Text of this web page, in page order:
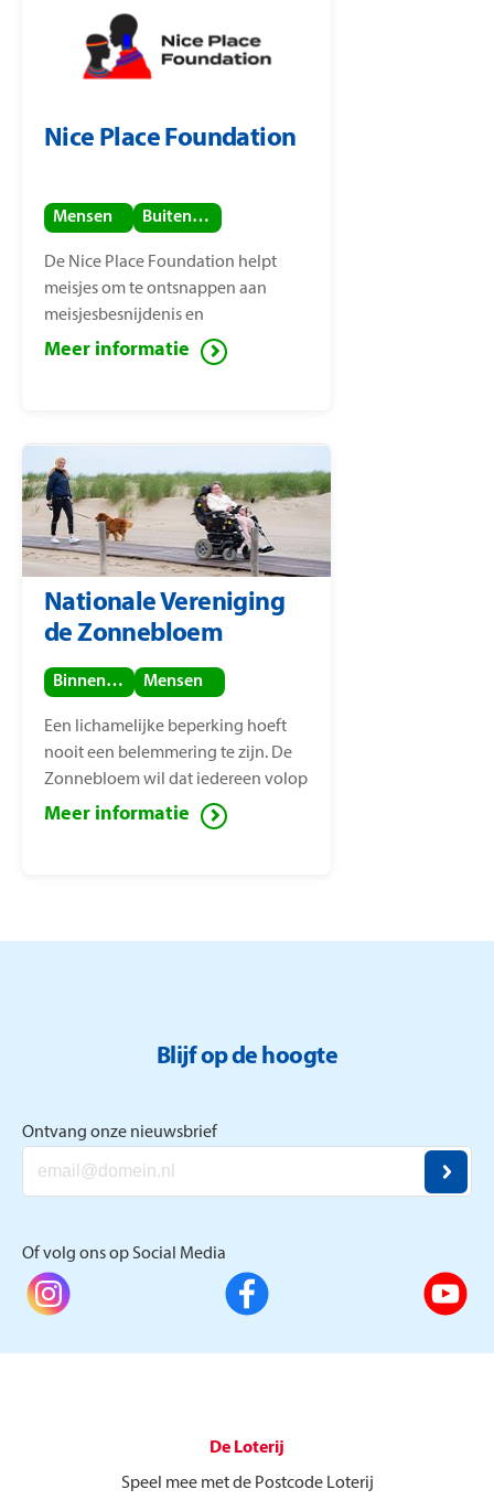
Nice Place Foundation
Mensen Buitenland
De Nice Place Foundation helpt
meisjes om te ontsnappen aan
meisjesbesnijdenis en
kindhuwelijken. De stichting is
Meer informatie
Nationale Vereniging
de Zonnebloem
Binnenland Mensen
Een lichamelijke beperking hoeft
nooit een belemmering te zijn. De
Zonnebloem wil dat iedereen volop
van het leven kan genieten, ook
mensen met een lichamelijke
Meer informatie
Blijf op de hoogte
Ontvang onze nieuwsbrief
Of volg ons op Social Media
De Loterij
Speel mee met de Postcode Loterij